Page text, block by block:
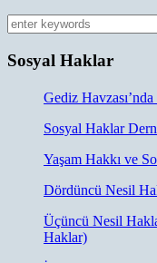
Sosyal Haklar
Gediz
Sosyal Haklar
Yaşam Hakkı ve
Dördüncü Nesil
Üçüncü Nesil
Haklar)